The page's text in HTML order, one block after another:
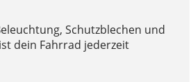
Schutzblechen und
dein Fahrrad jederzeit